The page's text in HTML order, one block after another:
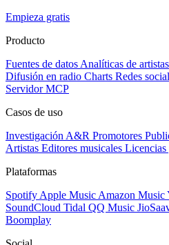
Empieza gratis
Producto
Fuentes de datos Analíticas de artistas
Difusión en radio Charts Redes
Servidor MCP
Casos de uso
Investigación A&R Promotores
Artistas Editores musicales Licencias
Plataformas
Spotify Apple Music Amazon Music
SoundCloud Tidal QQ Music
Boomplay